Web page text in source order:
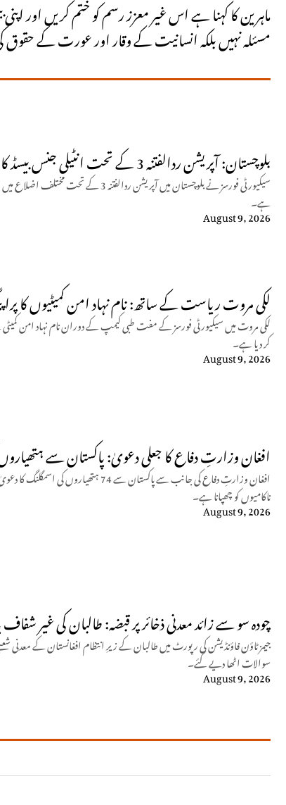
ماہرین کا کہنا ہے اس غیر معزز رسم کو ختم کریں اور
مسئلہ نہیں بلکہ انسانیت کے وقار اور عورت کے حقوق
بلوچستان: آپریشن ردالفتنہ 3 کے تحت انٹیلی جنس بیسڈ کارروائیاں، 15 خوارج ہلاک
ہے۔
August 9, 2026
لکی مروت ریاست کے ساتھ: نام نہاد امن کمیٹیوں کا
لکی مروت میں سیکیورٹی فورسز کے مفت طبی کیمپ کے دوران نام نہاد امن
کر دیا ہے۔
August 9, 2026
افغان وزارتِ دفاع کا جعلی دعویٰ: پاکستان سے
افغان وزارتِ دفاع کی جانب سے پاکستان
ناکامیوں کو چھپانا ہے۔
August 9, 2026
چودہ سو سے زائد معدنی ذخائر پر قبضہ: طالبان کی غیر
جیمز ٹاؤن فاؤنڈیشن کی رپورٹ میں طالبان کے زیرِ انتظام افغانستان کے معدنی
سوالات اٹھا دیے گئے۔
August 9, 2026